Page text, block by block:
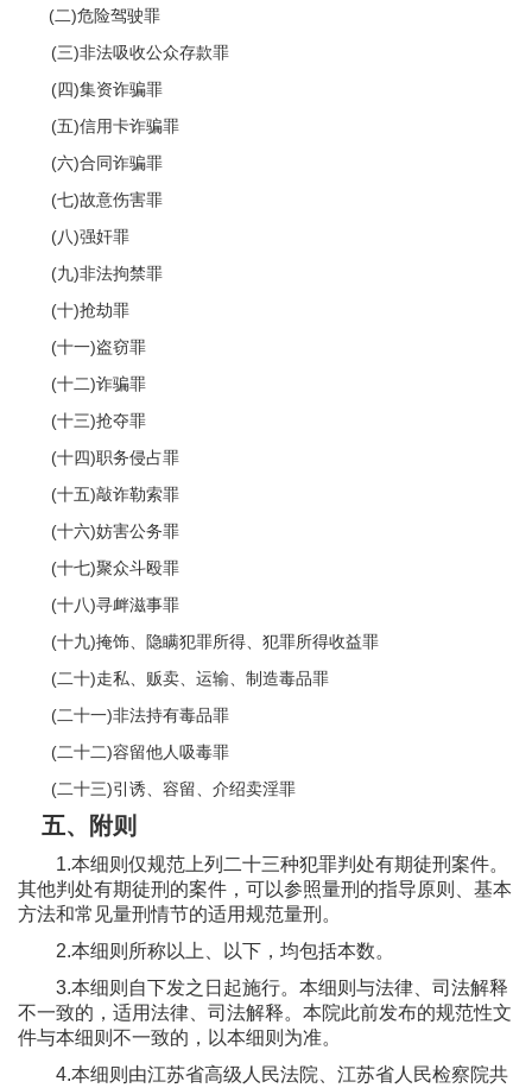
(二)危险驾驶罪
(三)非法吸收公众存款罪
(四)集资诈骗罪
(五)信用卡诈骗罪
(六)合同诈骗罪
(七)故意伤害罪
(八)强奸罪
(九)非法拘禁罪
(十)抢劫罪
(十一)盗窃罪
(十二)诈骗罪
(十三)抢夺罪
(十四)职务侵占罪
(十五)敲诈勒索罪
(十六)妨害公务罪
(十七)聚众斗殴罪
(十八)寻衅滋事罪
(十九)掩饰、隐瞒犯罪所得、犯罪所得收益罪
(二十)走私、贩卖、运输、制造毒品罪
(二十一)非法持有毒品罪
(二十二)容留他人吸毒罪
(二十三)引诱、容留、介绍卖淫罪
五、附则
1.本细则仅规范上列二十三种犯罪判处有期徒刑案件。
其他判处有期徒刑的案件，可以参照量刑的指导原则、基本
方法和常见量刑情节的适用规范量刑。
2.本细则所称以上、以下，均包括本数。
3.本细则自下发之日起施行。本细则与法律、司法解释
不一致的，适用法律、司法解释。本院此前发布的规范性文
件与本细则不一致的，以本细则为准。
4.本细则由江苏省高级人民法院、江苏省人民检察院共